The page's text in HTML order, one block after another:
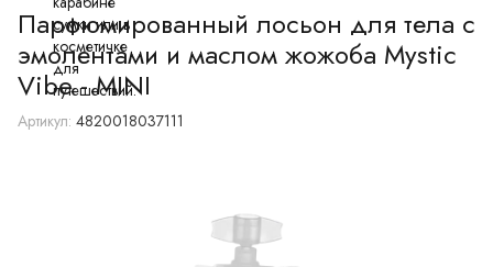
Парфюмированный лосьон для тела с
эмолентами и маслом жожоба Mystic
Vibe - MINI
Артикул: 4820018037111